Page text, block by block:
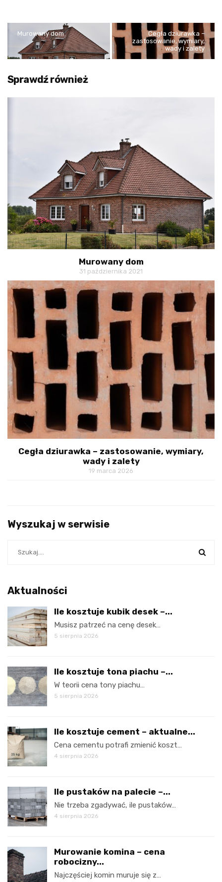
Murowany dom
Cegła dziurawka –
zastosowanie, wymiary,
wady i zalety
Sprawdź również
Murowany dom
31 października 2021
Cegła dziurawka – zastosowanie, wymiary,
wady i zalety
19 marca 2026
Wyszukaj w serwisie
Aktualności
Ile kosztuje kubik desek –...
Musisz patrzeć na cenę desek…
5 sierpnia 2026
Ile kosztuje tona piachu –...
W teorii cena tony piachu…
5 sierpnia 2026
Ile kosztuje cement – aktualne...
Cena cementu potrafi zmienić koszt…
4 sierpnia 2026
Ile pustaków na palecie –...
Nie trzeba zgadywać, ile pustaków…
4 sierpnia 2026
Murowanie komina – cena
robocizny...
Najczęściej komin muruje się z…